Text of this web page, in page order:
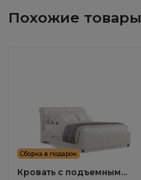
Похожие товары
Сборка в подарок
Кровать с подъемным